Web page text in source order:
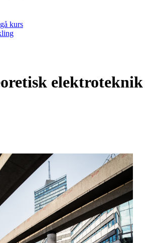
kurs
elektroteknik